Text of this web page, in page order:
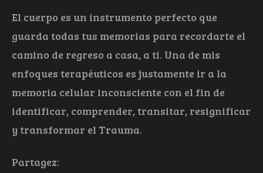
El cuerpo es un instrumento perfecto que
guarda todas tus memorias para recordarte el
camino de regreso a casa, a ti. Una de mis
enfoques terapéuticos es justamente ir a la
memoria celular inconsciente con el fin de
identificar, comprender, transitar, resignificar
y transformar el Trauma.
Partagez: